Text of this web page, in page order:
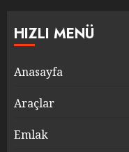
HIZLI MENÜ
Anasayfa
Araçlar
Emlak